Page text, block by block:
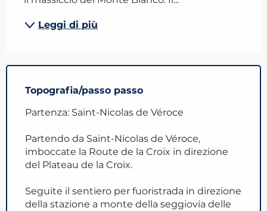
Leggi di più
Topografia/passo passo
Partenza: Saint-Nicolas de Véroce
Partendo da Saint-Nicolas de Véroce,
imboccate la Route de la Croix in direzione
del Plateau de la Croix.
Seguite il sentiero per fuoristrada in direzione
della stazione a monte della seggiovia delle